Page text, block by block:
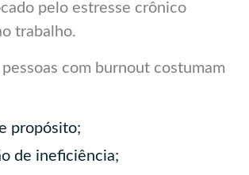
pelo estresse crônico
trabalho.
com burnout costumam
propósito;
de ineficiência;